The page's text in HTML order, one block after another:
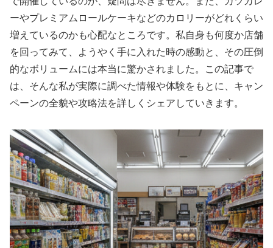
ーやプレミアムロールケーキなどのカロリーがどれくらい
増えているのかも心配なところです。私自身も何度か店舗
を回ってみて、ようやく手に入れた時の感動と、その圧倒
的なボリュームには本当に驚かされました。この記事で
は、そんな私が実際に調べた情報や体験をもとに、キャン
ペーンの全貌や攻略法を詳しくシェアしていきます。